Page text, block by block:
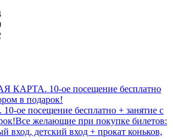
посещение бесплатно + занятие с
Все желающие при покупке билетов:
вход, детский вход + прокат коньков,